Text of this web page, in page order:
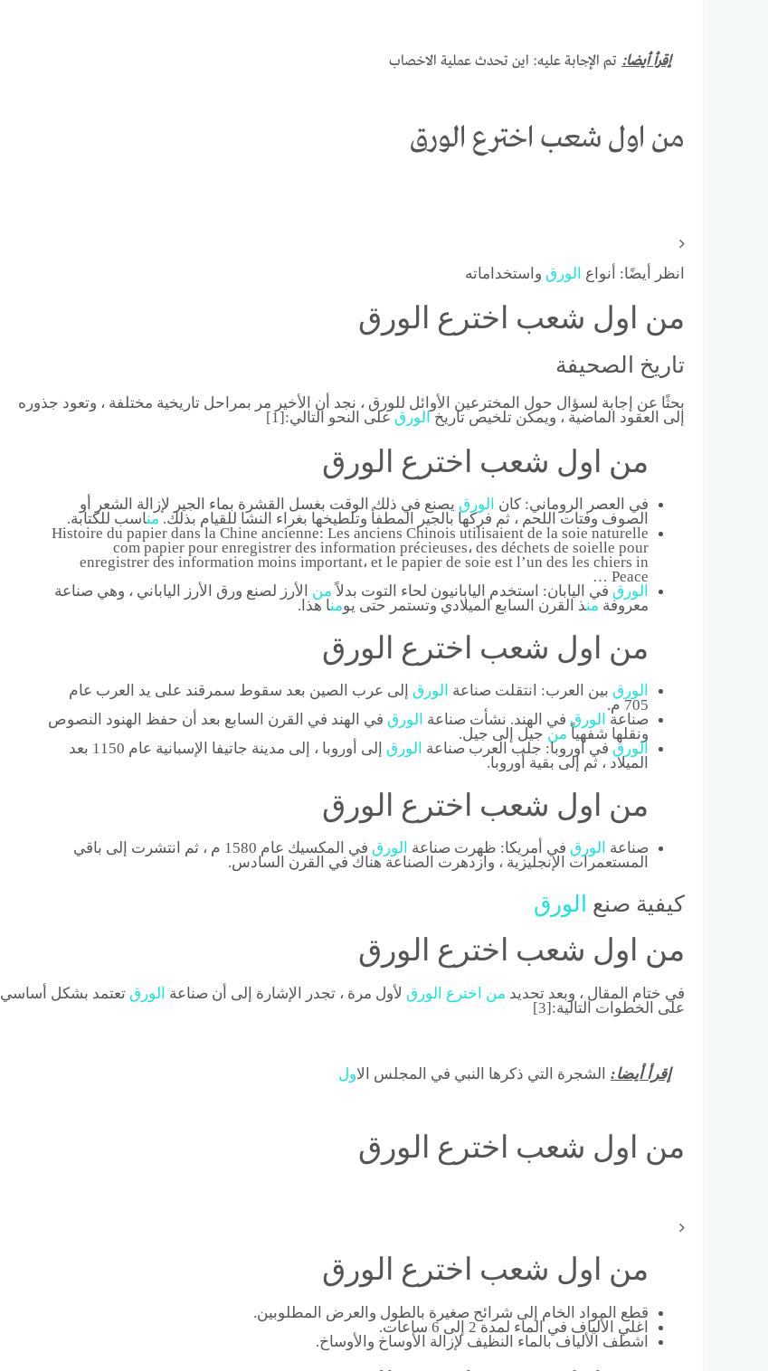
إقرأ أيضا: تم الإجابة عليه: اين تحدث عملية الاخصاب
من اول شعب اخترع الورق
انظر أيضًا: أنواع الورق واستخداماته
من اول شعب اخترع الورق
تاريخ الصحيفة
بحثًا عن إجابة لسؤال حول المخترعين الأوائل للورق ، نجد أن الأخير مر بمراحل تاريخية مختلفة ، وتعود جذوره
إلى العقود الماضية ، ويمكن تلخيص تاريخ
الورق على النحو التالي:[1]
من اول شعب اخترع الورق
في العصر الروماني: كان الورق يصنع في ذلك الوقت بغسل القشرة بماء الجير لإزالة الشعر أو
الصوف وفتات اللحم ، ثم فركها بالجير المطفأ وتلطيخها بغراء النشا للقيام بذلك. مناسب للكتابة.
Histoire du papier dans la Chine ancienne: Les anciens Chinois utilisaient de la soie naturelle
com papier pour enregistrer des information précieuses، des déchets de soielle pour
enregistrer des information moins important، et le papier de soie est l’un des les chiers in
Peace …
الورق في اليابان: استخدم اليابانيون لحاء التوت بدلاً من الأرز لصنع ورق الأرز الياباني ، وهي صناعة
معروفة منذ القرن السابع الميلادي وتستمر حتى يومنا هذا.
من اول شعب اخترع الورق
الورق بين العرب: انتقلت صناعة الورق إلى عرب الصين بعد سقوط سمرقند على يد العرب عام
705 م.
صناعة
الورق في الهند. نشأت صناعة الورق في الهند في القرن السابع بعد أن حفظ الهنود النصوص
ونقلها شفهياً من جيل إلى جيل.
الورق في أوروبا: جلب العرب صناعة الورق
إلى أوروبا ، إلى مدينة جاتيفا الإسبانية عام 1150 بعد
الميلاد ، ثم إلى بقية أوروبا.
من اول شعب اخترع الورق
صناعة الورق في أمريكا: ظهرت صناعة الورق
في المكسيك عام 1580 م ، ثم انتشرت إلى باقي
المستعمرات الإنجليزية ، وازدهرت الصناعة هناك في القرن السادس.
كيفية صنع الورق
من اول شعب اخترع الورق
في ختام المقال ، وبعد تحديد من اخترع الورق لأول مرة ، تجدر الإشارة إلى أن صناعة الورق تعتمد بشكل أساسي
على الخطوات التالية:[3]
إقرأ أيضا: الشجرة التي ذكرها النبي في المجلس الاول
من اول شعب اخترع الورق
من اول شعب اخترع الورق
قطع المواد الخام إلى شرائح صغيرة بالطول والعرض المطلوبين.
اغلي الألياف في الماء لمدة 2 إلى 6 ساعات.
اشطف الألياف بالماء النظيف لإزالة الأوساخ والأوساخ.